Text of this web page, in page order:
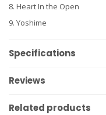
8. Heart In the Open
9. Yoshime
Specifications
Reviews
Related products